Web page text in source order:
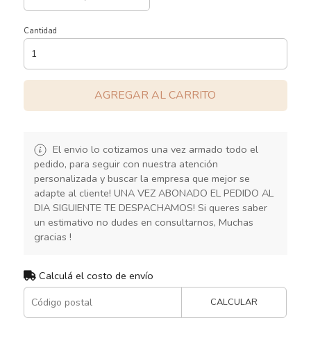
Cantidad
AGREGAR AL CARRITO
El envio lo cotizamos una vez armado todo el
pedido, para seguir con nuestra atención
personalizada y buscar la empresa que mejor se
adapte al cliente! UNA VEZ ABONADO EL PEDIDO AL
DIA SIGUIENTE TE DESPACHAMOS! Si queres saber
un estimativo no dudes en consultarnos, Muchas
gracias !
Calculá el costo de envío
CALCULAR